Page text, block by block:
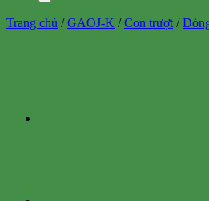
Trang chủ / GAOJ-K / Con trượt /